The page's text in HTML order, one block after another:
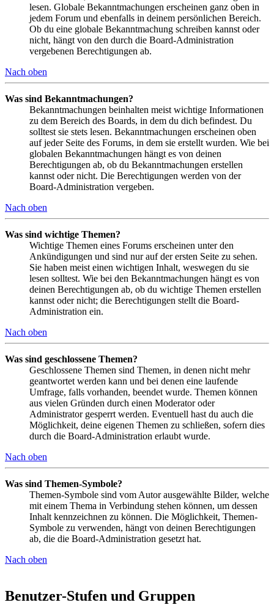
lesen. Globale Bekanntmachungen erscheinen ganz oben in
jedem Forum und ebenfalls in deinem persönlichen Bereich.
Ob du eine globale Bekanntmachung schreiben kannst oder
nicht, hängt von den durch die Board-Administration
vergebenen Berechtigungen ab.
Nach oben
Was sind Bekanntmachungen?
Bekanntmachungen beinhalten meist wichtige Informationen
zu dem Bereich des Boards, in dem du dich befindest. Du
solltest sie stets lesen. Bekanntmachungen erscheinen oben
auf jeder Seite des Forums, in dem sie erstellt wurden. Wie bei
globalen Bekanntmachungen hängt es von deinen
Berechtigungen ab, ob du Bekanntmachungen erstellen
kannst oder nicht. Die Berechtigungen werden von der
Board-Administration vergeben.
Nach oben
Was sind wichtige Themen?
Wichtige Themen eines Forums erscheinen unter den
Ankündigungen und sind nur auf der ersten Seite zu sehen.
Sie haben meist einen wichtigen Inhalt, weswegen du sie
lesen solltest. Wie bei den Bekanntmachungen hängt es von
deinen Berechtigungen ab, ob du wichtige Themen erstellen
kannst oder nicht; die Berechtigungen stellt die Board-
Administration ein.
Nach oben
Was sind geschlossene Themen?
Geschlossene Themen sind Themen, in denen nicht mehr
geantwortet werden kann und bei denen eine laufende
Umfrage, falls vorhanden, beendet wurde. Themen können
aus vielen Gründen durch einen Moderator oder
Administrator gesperrt werden. Eventuell hast du auch die
Möglichkeit, deine eigenen Themen zu schließen, sofern dies
durch die Board-Administration erlaubt wurde.
Nach oben
Was sind Themen-Symbole?
Themen-Symbole sind vom Autor ausgewählte Bilder, welche
mit einem Thema in Verbindung stehen können, um dessen
Inhalt kennzeichnen zu können. Die Möglichkeit, Themen-
Symbole zu verwenden, hängt von deinen Berechtigungen
ab, die die Board-Administration gesetzt hat.
Nach oben
Benutzer-Stufen und Gruppen